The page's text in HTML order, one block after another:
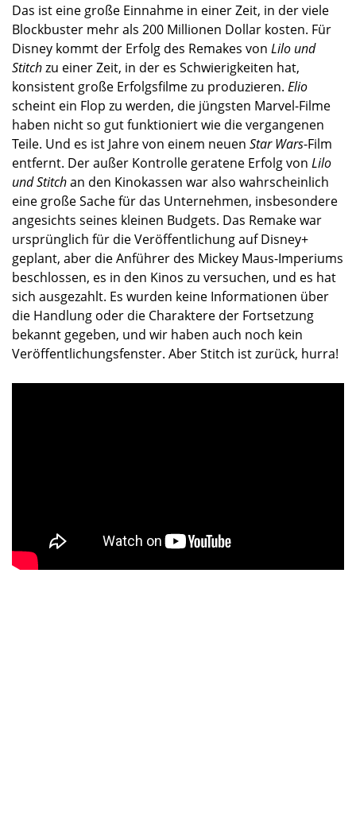
Das ist eine große Einnahme in einer Zeit, in der viele
Blockbuster mehr als 200 Millionen Dollar kosten. Für
Disney kommt der Erfolg des Remakes von Lilo und
Stitchzu einer Zeit, in der es Schwierigkeiten hat,
konsistent große Erfolgsfilme zu produzieren. Elio
scheint ein Flop zu werden, die jüngsten Marvel-Filme
haben nicht so gut funktioniert wie die vergangenen
Teile. Und es ist Jahre von einem neuen Star Wars-Film
entfernt. Der außer Kontrolle geratene Erfolg von Lilo
und Stitchan den Kinokassen war also wahrscheinlich
eine große Sache für das Unternehmen, insbesondere
angesichts seines kleinen Budgets. Das Remake war
ursprünglich für die Veröffentlichung auf Disney+
geplant, aber die Anführer des Mickey Maus-Imperiums
beschlossen, es in den Kinos zu versuchen, und es hat
sich ausgezahlt. Es wurden keine Informationen über
die Handlung oder die Charaktere der Fortsetzung
bekannt gegeben, und wir haben auch noch kein
Veröffentlichungsfenster. Aber Stitch ist zurück, hurra!